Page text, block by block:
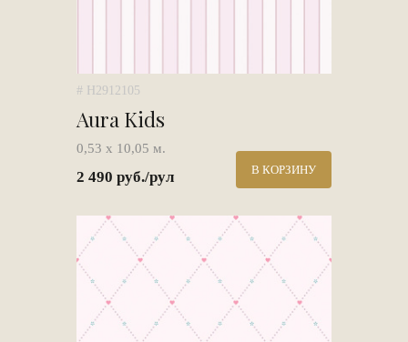
# H2912105
Aura Kids
0,53 х 10,05 м.
2 490 руб./рул В КОРЗИНУ